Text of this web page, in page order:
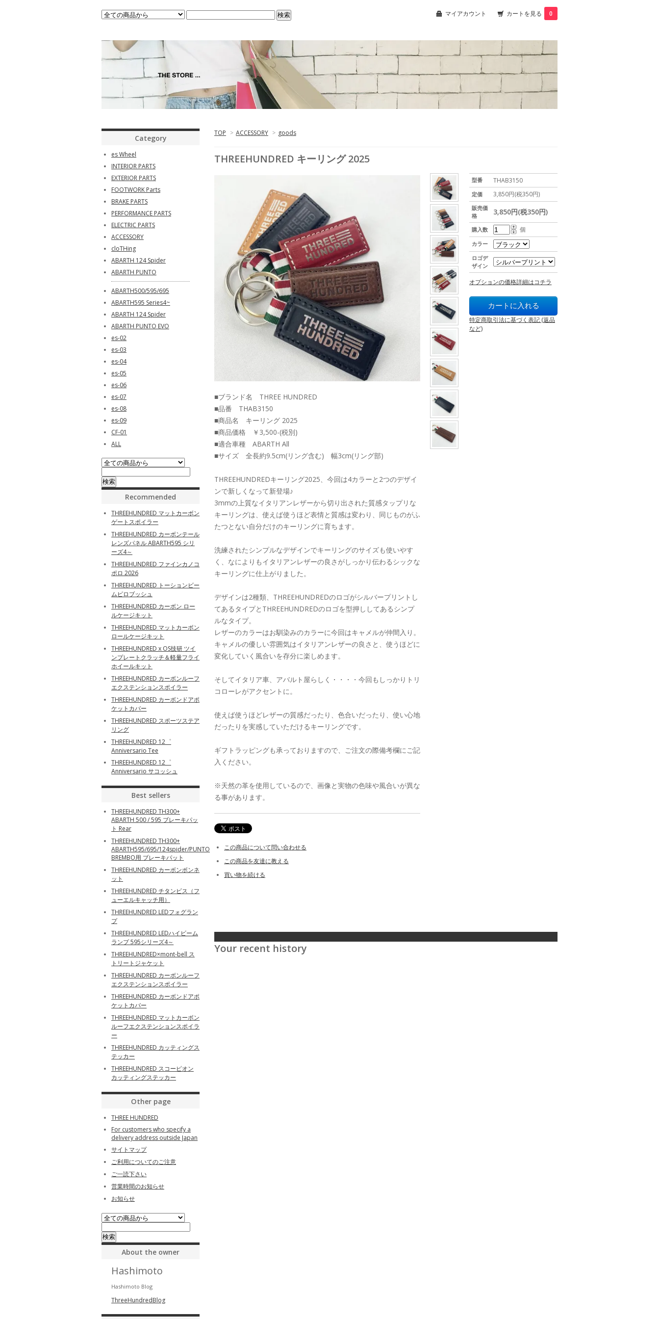
マイアカウント カートを見る 0
TOP > ACCESSORY > goods
THREEHUNDRED キーリング 2025
型番 THAB3150
定価 3,850円(税350円)
販売価
格
3,850円(税350円)
購入数 個
カラー
ロゴデ
ザイン
オプションの価格詳細はコチラ
特定商取引法に基づく表記 (返品
など)
■ブランド名 THREE HUNDRED
■品番 THAB3150
■商品名 キーリング 2025
■商品価格 ￥3,500-(税別)
■適合車種 ABARTH All
■サイズ 全長約9.5cm(リング含む) 幅3cm(リング部)
THREEHUNDREDキーリング2025、今回は4カラーと2つのデザイ
ンで新しくなって新登場♪
3mmの上質なイタリアンレザーから切り出された質感タップリな
キーリングは、使えば使うほど表情と質感は変わり、同じものがふ
たつとない自分だけのキーリングに育ちます。
洗練されたシンプルなデザインでキーリングのサイズも使いやす
く、なによりもイタリアンレザーの良さがしっかり伝わるシックな
キーリングに仕上がりました。
デザインは2種類、THREEHUNDREDのロゴがシルバープリントし
てあるタイプとTHREEHUNDREDのロゴを型押ししてあるシンプ
ルなタイプ。
レザーのカラーはお馴染みのカラーに今回はキャメルが仲間入り。
キャメルの優しい雰囲気はイタリアンレザーの良さと、使うほどに
変化していく風合いを存分に楽しめます。
そしてイタリア車、アバルト屋らしく・・・・今回もしっかりトリ
コローレがアクセントに。
使えば使うほどレザーの質感だったり、色合いだったり、使い心地
だったりを実感していただけるキーリングです。
ギフトラッピングも承っておりますので、ご注文の際備考欄にご記
入ください。
※天然の革を使用しているので、画像と実物の色味や風合いが異な
る事があります。
この商品について問い合わせる
この商品を友達に教える
買い物を続ける
Your recent history
Category
es Wheel
INTERIOR PARTS
EXTERIOR PARTS
FOOTWORK Parts
BRAKE PARTS
PERFORMANCE PARTS
ELECTRIC PARTS
ACCESSORY
cloTHing
ABARTH 124 Spider
ABARTH PUNTO
ABARTH500/595/695
ABARTH595 Series4~
ABARTH 124 Spider
ABARTH PUNTO EVO
es-02
es-03
es-04
es-05
es-06
es-07
es-08
es-09
CF-01
ALL
Recommended
THREEHUNDRED マットカーボン
ゲートスポイラー
THREEHUNDRED カーボンテール
レンズパネル ABARTH595 シリ
ーズ4～
THREEHUNDRED ファインカノコ
ポロ 2026
THREEHUNDRED トーションビー
ムピロブッシュ
THREEHUNDRED カーボン ロー
ルケージキット
THREEHUNDRED マットカーボン
ロールケージキット
THREEHUNDRED x OS技研 ツイ
ンプレートクラッチ＆軽量フライ
ホイールキット
THREEHUNDRED カーボンルーフ
エクステンションスポイラー
THREEHUNDRED カーボンドアポ
ケットカバー
THREEHUNDRED スポーツステア
リング
THREEHUNDRED 12゜
Anniversario Tee
THREEHUNDRED 12゜
Anniversario サコッシュ
Best sellers
THREEHUNDRED TH300+
ABARTH 500 / 595 ブレーキパッ
ト Rear
THREEHUNDRED TH300+
ABARTH595/695/124spider/PUNTO
BREMBO用 ブレーキパット
THREEHUNDRED カーボンボンネ
ット
THREEHUNDRED チタンビス（フ
ューエルキャッチ用）
THREEHUNDRED LEDフォグラン
プ
THREEHUNDRED LEDハイビーム
ランプ 595シリーズ4～
THREEHUNDRED×mont-bell ス
トリートジャケット
THREEHUNDRED カーボンルーフ
エクステンションスポイラー
THREEHUNDRED カーボンドアポ
ケットカバー
THREEHUNDRED マットカーボン
ルーフエクステンションスポイラ
ー
THREEHUNDRED カッティングス
テッカー
THREEHUNDRED スコーピオン
カッティングステッカー
Other page
THREE HUNDRED
For customers who specify a
delivery address outside Japan
サイトマップ
ご利用についてのご注意
ご一読下さい
営業時間のお知らせ
お知らせ
About the owner
Hashimoto
Hashimoto Blog
ThreeHundredBlog